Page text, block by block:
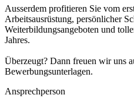
Ausserdem profitieren Sie vom
Arbeitsausrüstung, persönlicher
Weiterbildungsangeboten und
Jahres.
Überzeugt? Dann freuen wir uns
Bewerbungsunterlagen.
Ansprechperson